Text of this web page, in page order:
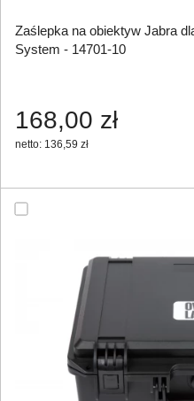
Zaślepka na obiektyw Jabra
System - 14701-10
168,00 zł
netto: 136,59 zł